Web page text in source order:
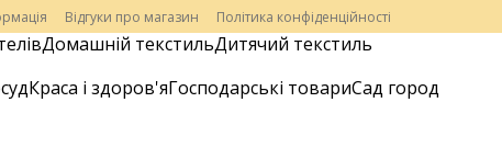
Відгуки про магазин Політика конфіденційності
Домашній текстильДитячий текстиль
Краса і здоров'яГосподарські товариСад город